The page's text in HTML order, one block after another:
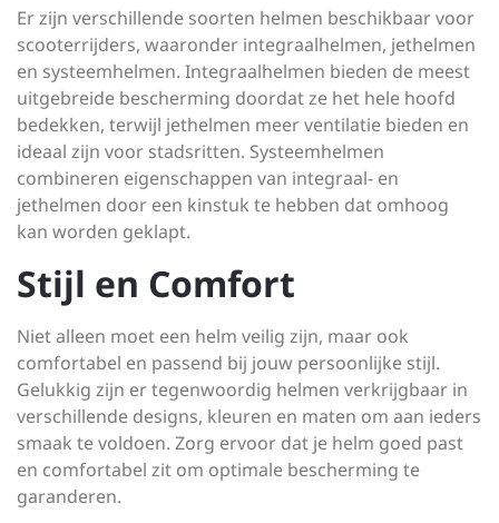
Er zijn verschillende soorten helmen beschikbaar voor
scooterrijders, waaronder integraalhelmen, jethelmen
en systeemhelmen. Integraalhelmen bieden de meest
uitgebreide bescherming doordat ze het hele hoofd
bedekken, terwijl jethelmen meer ventilatie bieden en
ideaal zijn voor stadsritten. Systeemhelmen
combineren eigenschappen van integraal- en
jethelmen door een kinstuk te hebben dat omhoog
kan worden geklapt.
Stijl en Comfort
Niet alleen moet een helm veilig zijn, maar ook
comfortabel en passend bij jouw persoonlijke stijl.
Gelukkig zijn er tegenwoordig helmen verkrijgbaar in
verschillende designs, kleuren en maten om aan ieders
smaak te voldoen. Zorg ervoor dat je helm goed past
en comfortabel zit om optimale bescherming te
garanderen.